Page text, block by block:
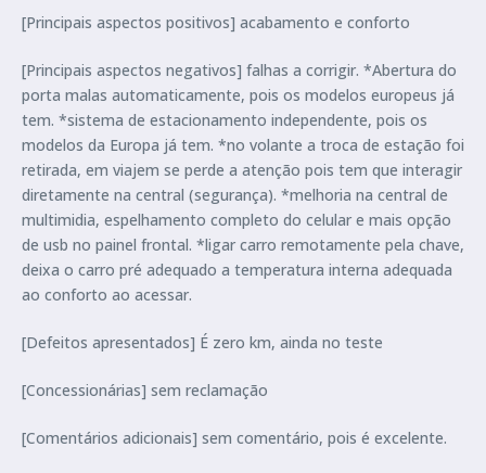
[Principais aspectos positivos] acabamento e conforto
[Principais aspectos negativos] falhas a corrigir. *Abertura do
porta malas automaticamente, pois os modelos europeus já
tem. *sistema de estacionamento independente, pois os
modelos da Europa já tem. *no volante a troca de estação foi
retirada, em viajem se perde a atenção pois tem que interagir
diretamente na central (segurança). *melhoria na central de
multimidia, espelhamento completo do celular e mais opção
de usb no painel frontal. *ligar carro remotamente pela chave,
deixa o carro pré adequado a temperatura interna adequada
ao conforto ao acessar.
[Defeitos apresentados] É zero km, ainda no teste
[Concessionárias] sem reclamação
[Comentários adicionais] sem comentário, pois é excelente.